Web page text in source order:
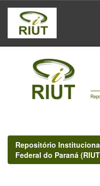
Skip
navigation
Repositório
Federal do Paraná